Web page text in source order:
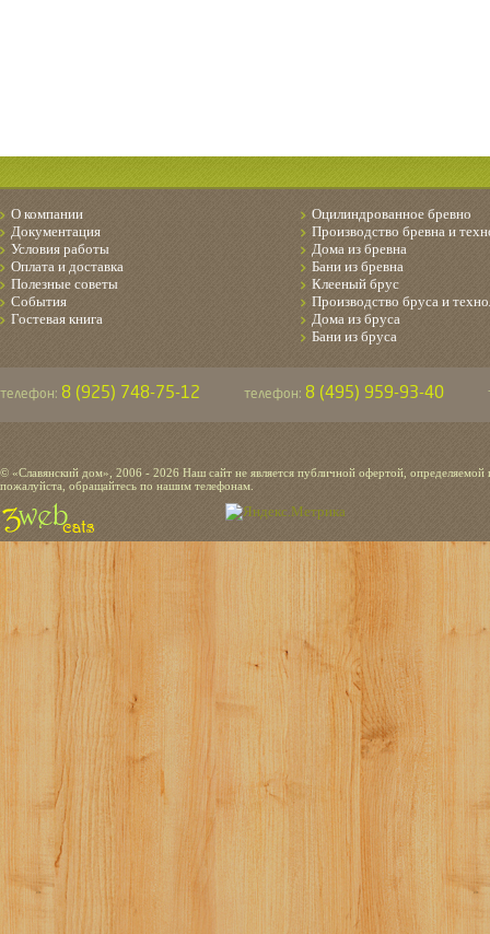
О компании
Документация
Условия работы
Оплата и доставка
Полезные советы
События
Гостевая книга
Оцилиндрованное бревно
Производство бревна и
Дома из бревна
Бани из бревна
Клееный брус
Производство бруса и
Дома из бруса
Бани из бруса
телефон: 8 (925) 748-75-12 телефон: 8 (495) 959-93-40
© «Славянский дом», 2006 - 2026 Наш сайт не является публичной офертой,
пожалуйста, обращайтесь по нашим телефонам.